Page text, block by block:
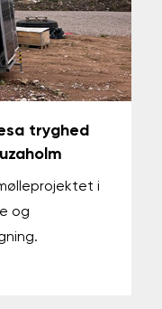
tryghed
i
og